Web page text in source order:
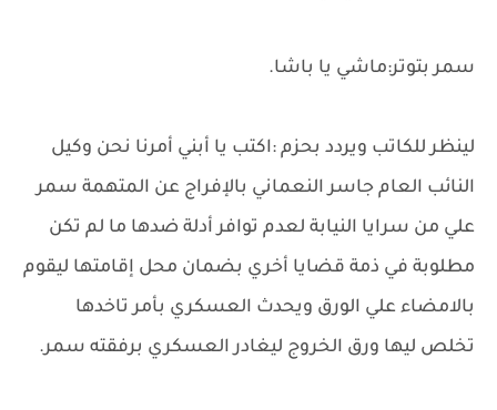
سمر بتوتر:ماشي يا باشا.
لينظر للكاتب ويردد بحزم :اكتب يا أبني أمرنا نحن وكيل
النائب العام جاسر النعماني بالإفراج عن المتهمة سمر
علي من سرايا النيابة لعدم توافر أدلة ضدها ما لم تكن
مطلوبة في ذمة قضايا أخري بضمان محل إقامتها ليقوم
بالامضاء علي الورق ويحدث العسكري بأمر تاخدها
تخلص ليها ورق الخروج ليغادر العسكري برفقته سمر.